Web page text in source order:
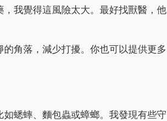
我覺得這風險太大。最好找獸醫，他
角落，減少打擾。你也可以提供更多
蟋蟀、麵包蟲或蟑螂。我發現有些守